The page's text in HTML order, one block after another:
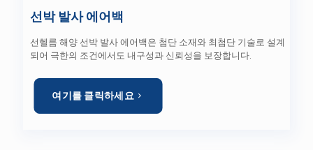
선박 발사 에어백
선헬름 해양 선박 발사 에어백은 첨단 소재와 최첨단 기술로 설계
되어 극한의 조건에서도 내구성과 신뢰성을 보장합니다.
여기를 클릭하세요